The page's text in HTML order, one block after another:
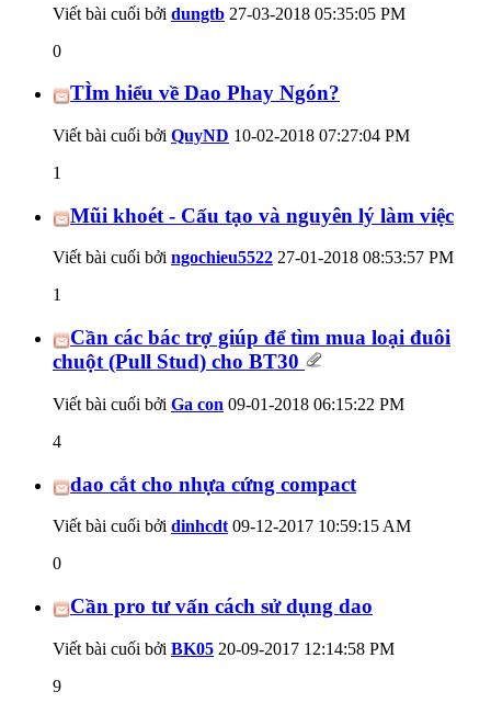
Viết bài cuối bởi dungtb 27-03-2018 05:35:05 PM
0
TÌm hiểu về Dao Phay Ngón?
Viết bài cuối bởi QuyND 10-02-2018 07:27:04 PM
1
Mũi khoét - Cấu tạo và nguyên lý làm việc
Viết bài cuối bởi ngochieu5522 27-01-2018 08:53:57 PM
1
Cần các bác trợ giúp để tìm mua loại đuôi
chuột (Pull Stud) cho BT30
Viết bài cuối bởi Ga con 09-01-2018 06:15:22 PM
4
dao cắt cho nhựa cứng compact
Viết bài cuối bởi dinhcdt 09-12-2017 10:59:15 AM
0
Cần pro tư vấn cách sử dụng dao
Viết bài cuối bởi BK05 20-09-2017 12:14:58 PM
9